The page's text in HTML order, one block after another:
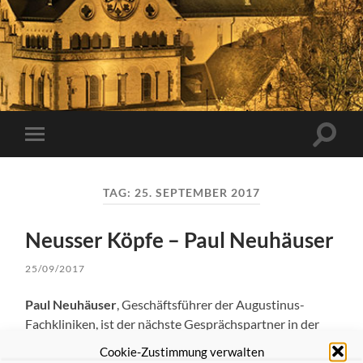
Cookie-Zustimmung verwalten
Mobile-
Menü
TAG: 25. SEPTEMBER 2017
Neusser Köpfe – Paul Neuhäuser
25/09/2017
Paul Neuhäuser, Geschäftsführer der Augustinus-
Fachkliniken, ist der nächste Gesprächspartner in der